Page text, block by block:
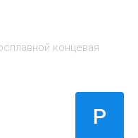
концевая
P